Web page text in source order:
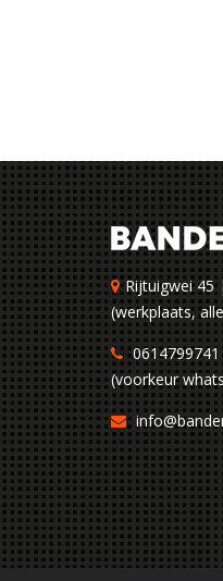
Rijtuigwei
(werkplaats,
0614799741
(voorkeur